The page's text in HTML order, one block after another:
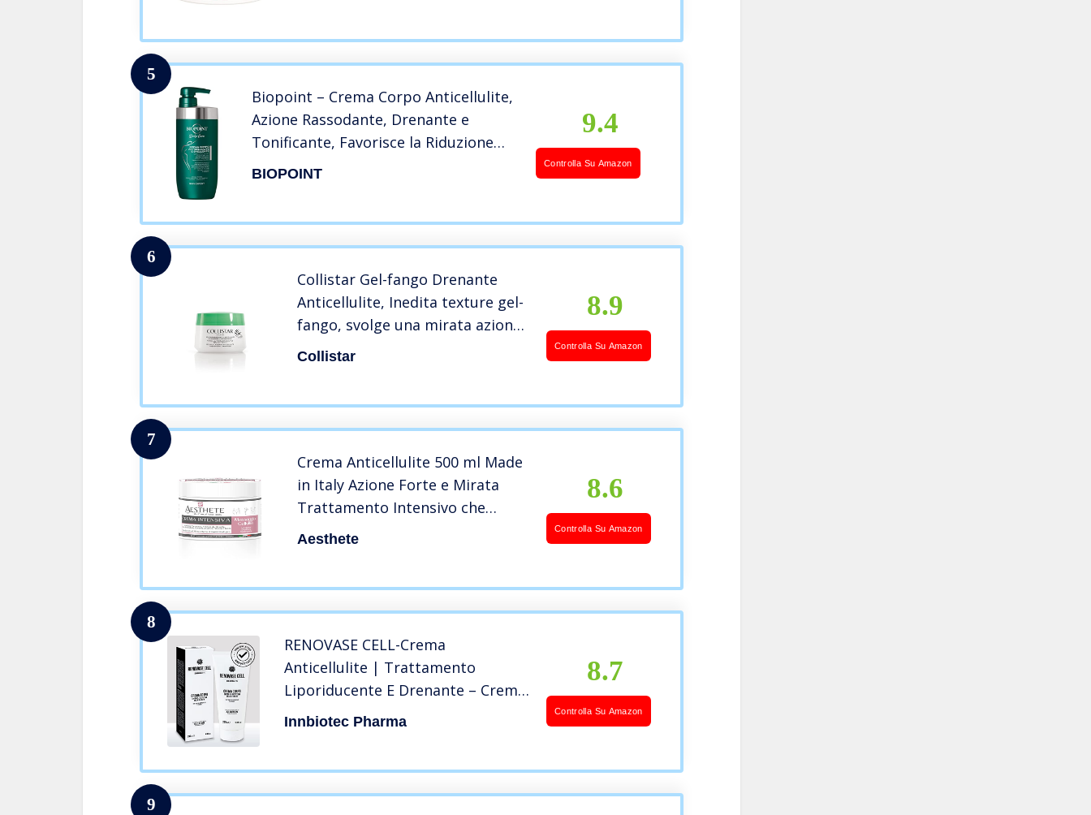
5
Biopoint – Crema Corpo Anticellulite,
Azione Rassodante, Drenante e
Tonificante, Favorisce la Riduzione
degli Accumuli Adiposi e Contrasta gli
BIOPOINT
9.4
Controlla Su Amazon
6
Collistar Gel-fango Drenante
Anticellulite, Inedita texture gel-
fango, svolge una mirata azione
anticellulite, snellente e
Collistar
8.9
Controlla Su Amazon
7
Crema Anticellulite 500 ml Made
in Italy Azione Forte e Mirata
Trattamento Intensivo che
Promuove il Microcircolo Per una
Aesthete
8.6
Controlla Su Amazon
8
RENOVASE CELL-Crema
Anticellulite | Trattamento
Liporiducente E Drenante – Crema
Anticellulite Forte | Anticellulite |
Innbiotec Pharma
8.7
Controlla Su Amazon
9